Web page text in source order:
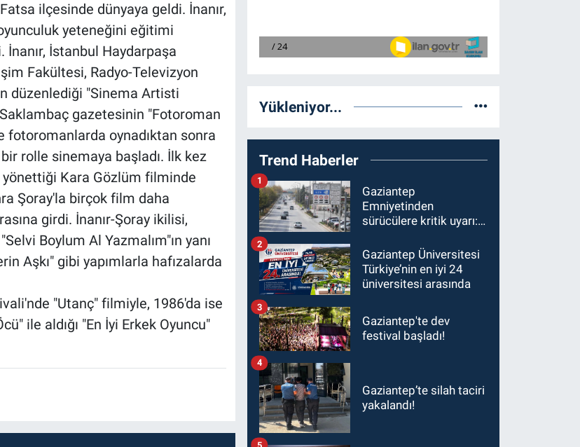
ilçesinde dünyaya geldi. İnanır,
yeteneğini eğitimi
İstanbul Haydarpaşa
Fakültesi, Radyo-Televizyon
düzenlediği "Sinema Artisti
gazetesinin "Fotoroman
fotoromanlarda oynadıktan sonra
rolle sinemaya başladı. İlk kez
yönettiği Kara Gözlüm filminde
Şoray'la birçok film daha
girdi. İnanır-Şoray ikilisi,
Boylum Al Yazmalım"ın yanı
Aşkı" gibi yapımlarla hafızalarda
"Utanç" filmiyle, 1986'da ise
ile aldığı "En İyi Erkek Oyuncu"
Yükleniyor...
Trend Haberler
Gaziantep
Emniyetinden
sürücülere kritik uyarı: 1
ceza alabilirsiniz!
1
Gaziantep Üniversitesi
Türkiye’nin en iyi 24
üniversitesi arasında
2
Gaziantep'te dev
festival başladı!
3
Gaziantep’te silah taciri
yakalandı!
4
5